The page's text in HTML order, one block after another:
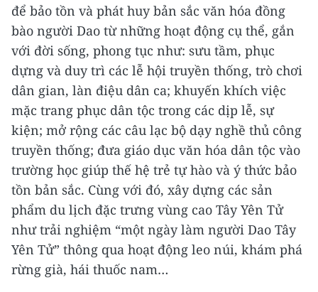
để bảo tồn và phát huy bản sắc văn hóa đồng
bào người Dao từ những hoạt động cụ thể, gắn
với đời sống, phong tục như: sưu tầm, phục
dựng và duy trì các lễ hội truyền thống, trò chơi
dân gian, làn điệu dân ca; khuyến khích việc
mặc trang phục dân tộc trong các dịp lễ, sự
kiện; mở rộng các câu lạc bộ dạy nghề thủ công
truyền thống; đưa giáo dục văn hóa dân tộc vào
trường học giúp thế hệ trẻ tự hào và ý thức bảo
tồn bản sắc. Cùng với đó, xây dựng các sản
phẩm du lịch đặc trưng vùng cao Tây Yên Tử
như trải nghiệm “một ngày làm người Dao Tây
Yên Tử” thông qua hoạt động leo núi, khám phá
rừng già, hái thuốc nam…